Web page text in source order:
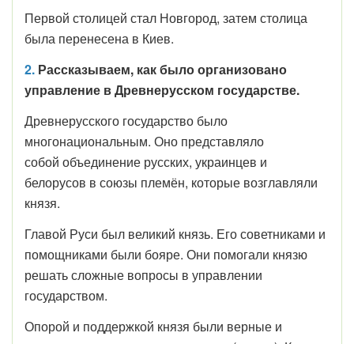
Первой столицей стал Новгород, затем столица
была перенесена в Киев.
2. Рассказываем, как было организовано
управление в Древнерусском государстве.
Древнерусского государство было
многонациональным. Оно представляло
собой объединение русских, украинцев и
белорусов в союзы племён, которые возглавляли
князя.
Главой Руси был великий князь. Его советниками и
помощниками были бояре. Они помогали князю
решать сложные вопросы в управлении
государством.
Опорой и поддержкой князя были верные и